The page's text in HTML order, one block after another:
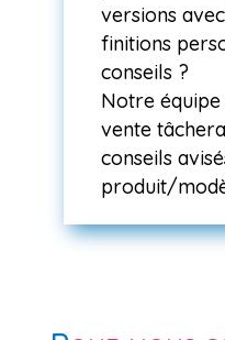
versions
finitions
conseils ?
Notre équipe
vente
conseils
produit/